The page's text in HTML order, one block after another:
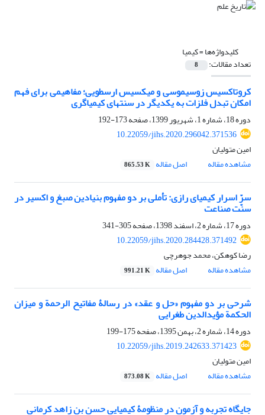
کلیدواژه‌ها =کیمیا
تعداد مقالات: 8
کروتاکسیس زوسیموسی و میکسیس ارسطویی؛ مفاهیمی برای فهم
امکان تبدل فلزات به یکدیگر در سنت‏های کیمیاگری
دوره 18، شماره 1، شهریور 1399، صفحه
173-192
10.22059/jihs.2020.296042.371536
امین متولیان
مشاهده مقاله
اصل مقاله 865.53 K
سرّ اسرار کیمیای رازی: تأملی بر دو مفهوم بنیادین صبغ و اکسیر در
سنّت صناعت
دوره 17، شماره 2، اسفند 1398، صفحه
305-341
10.22059/jihs.2020.284428.371492
رضا کوهکن، محمد جوهرچی
مشاهده مقاله
اصل مقاله 991.21 K
شرحی بر دو مفهوم «حل و عقد» در رسالۀ مفاتیح ‏الرحمة و میزان
‏الحکمة مؤیدالدین طغرایی
دوره 14، شماره 2، بهمن 1395، صفحه
175-199
10.22059/jihs.2019.242633.371423
امین متولیان
مشاهده مقاله
اصل مقاله 873.08 K
جایگاه تجربه و آزمون در منظومۀ کیمیایی حسن بن زاهد کرمانی